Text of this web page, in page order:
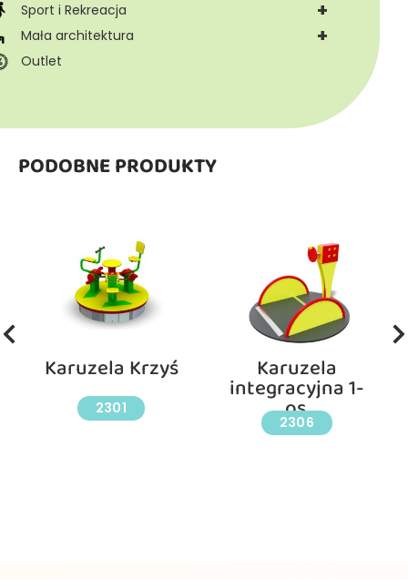
+
Sport i Rekreacja
+
Mała architektura
Outlet
PODOBNE PRODUKTY
Karuzela Krzyś
2301
Karuzela
integracyjna 1-
os.
2306